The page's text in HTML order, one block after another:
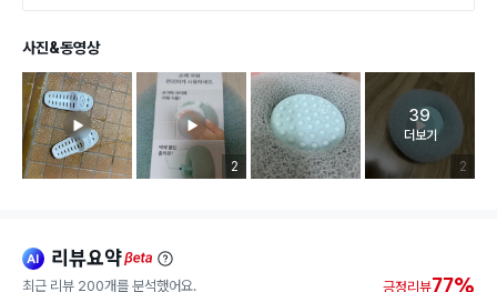
사진&동영상
리뷰 이미지 등록 개수
2 리뷰 이
2
고객 리뷰
39
더보기
ai 리뷰요약beta
최근 리뷰 200개를 분석했어요. 긍정리뷰77%